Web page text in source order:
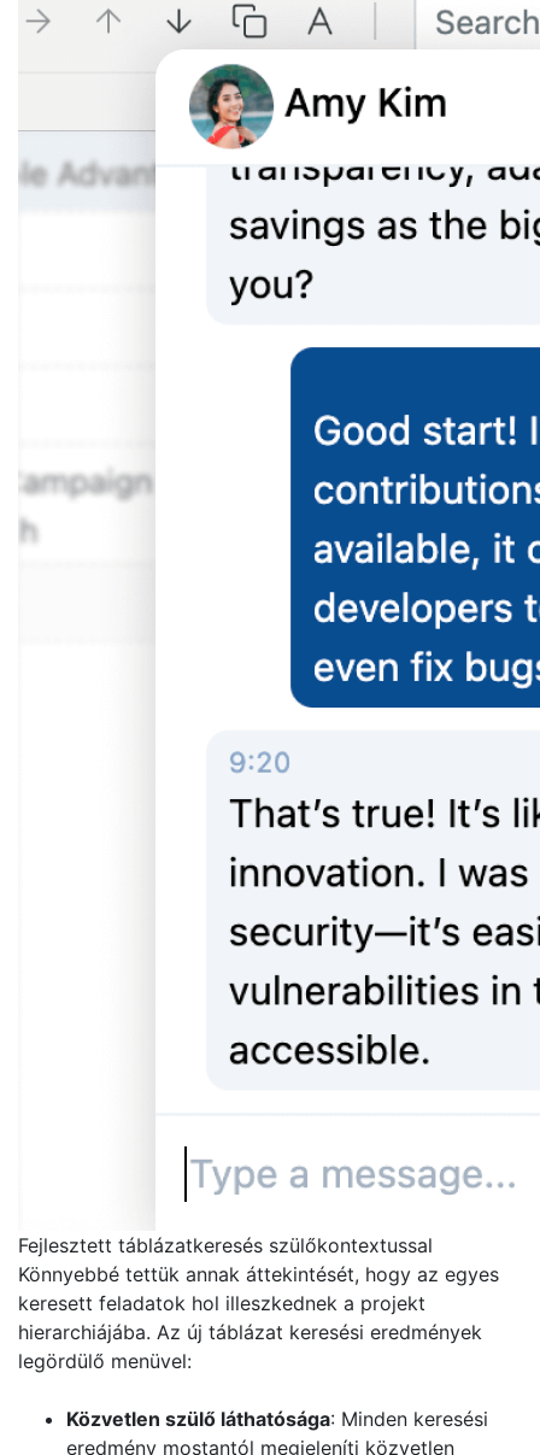
Fejlesztett táblázatkeresés szülőkontextussal
Könnyebbé tettük annak áttekintését, hogy az egyes
keresett feladatok hol illeszkednek a projekt
hierarchiájába. Az új táblázat keresési eredmények
legördülő menüvel:
Közvetlen szülő láthatósága: Minden keresési
eredmény mostantól megjeleníti közvetlen